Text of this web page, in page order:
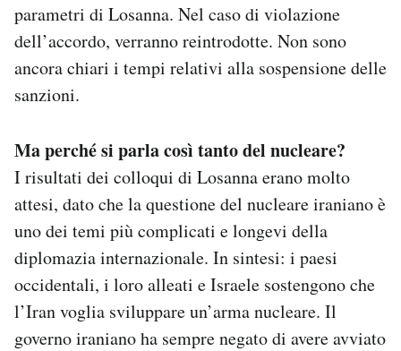
parametri di Losanna. Nel caso di violazione
dell’accordo, verranno reintrodotte. Non sono
ancora chiari i tempi relativi alla sospensione delle
sanzioni.
Ma perché si parla così tanto del nucleare?
I risultati dei colloqui di Losanna erano molto
attesi, dato che la questione del nucleare iraniano è
uno dei temi più complicati e longevi della
diplomazia internazionale. In sintesi: i paesi
occidentali, i loro alleati e Israele sostengono che
l’Iran voglia sviluppare un’arma nucleare. Il
governo iraniano ha sempre negato di avere avviato